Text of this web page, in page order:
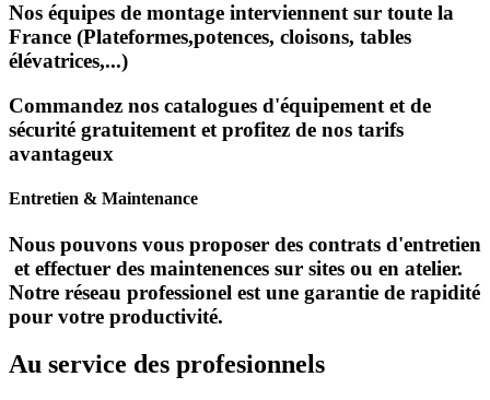
Nos équipes de montage interviennent sur toute la
France (Plateformes,potences, cloisons, tables
élévatrices,...)
Commandez nos catalogues d'équipement et de
sécurité gratuitement et profitez de nos tarifs
avantageux
Entretien & Maintenance
Nous pouvons vous proposer des contrats d'entretien
et effectuer des maintenences sur sites ou en atelier.
Notre réseau professionel est une garantie de rapidité
pour votre productivité.
Au service des profesionnels